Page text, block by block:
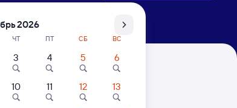
2026
ЧТ ПТ СБ ВС
3 4 5 6
10 11 12 13